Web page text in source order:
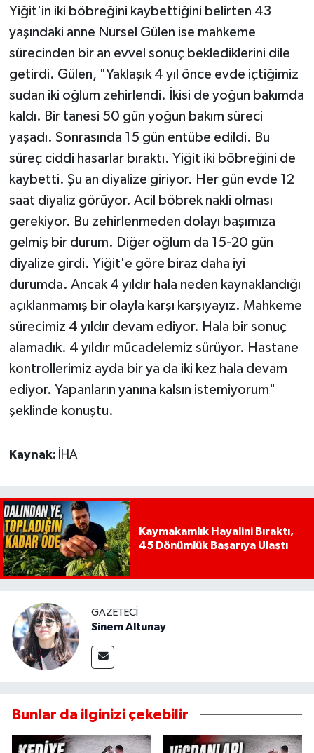
Yiğit'in iki böbreğini kaybettiğini belirten 43
yaşındaki anne Nursel Gülen ise mahkeme
sürecinden bir an evvel sonuç beklediklerini dile
getirdi. Gülen, "Yaklaşık 4 yıl önce evde içtiğimiz
sudan iki oğlum zehirlendi. İkisi de yoğun bakımda
kaldı. Bir tanesi 50 gün yoğun bakım süreci
yaşadı. Sonrasında 15 gün entübe edildi. Bu
süreç ciddi hasarlar bıraktı. Yiğit iki böbreğini de
kaybetti. Şu an diyalize giriyor. Her gün evde 12
saat diyaliz görüyor. Acil böbrek nakli olması
gerekiyor. Bu zehirlenmeden dolayı başımıza
gelmiş bir durum. Diğer oğlum da 15-20 gün
diyalize girdi. Yiğit'e göre biraz daha iyi
durumda. Ancak 4 yıldır hala neden kaynaklandığı
açıklanmamış bir olayla karşı karşıyayız. Mahkeme
sürecimiz 4 yıldır devam ediyor. Hala bir sonuç
alamadık. 4 yıldır mücadelemiz sürüyor. Hastane
kontrollerimiz ayda bir ya da iki kez hala devam
ediyor. Yapanların yanına kalsın istemiyorum"
şeklinde konuştu.
Kaynak: İHA
Kaymakamlık Hayalini Bıraktı,
45 Dönümlük Başarıya Ulaştı
GAZETECI
Sinem Altunay
Bunlar da ilginizi çekebilir